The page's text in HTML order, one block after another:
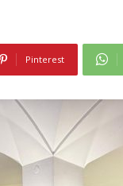
Pinterest